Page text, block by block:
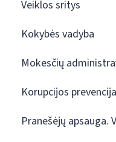
Veiklos sritys
Kokybės vadyba
Mokesčių
Korupcijos prevencija
Pranešėjų apsauga.